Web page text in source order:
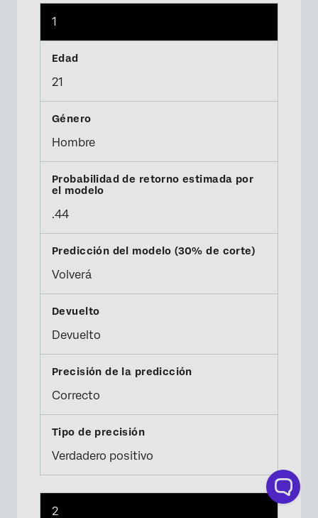
1
21
Hombre
.44
Volverá
Devuelto
Correcto
Verdadero positivo
2